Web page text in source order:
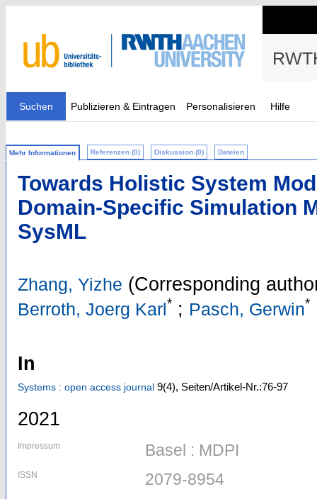
Suchen Publizieren & Eintragen Personalisieren Hilfe
Mehr Informationen Referenzen (0) Diskussion (0) Dateien
Towards Holistic System
Domain-Specific Simulation
SysML
Zhang, Yizhe (Corresponding
Berroth, Joerg Karl* ; Pasch, Gerwin*
In
Systems : open access journal 9(4), Seiten/Artikel-Nr.:76-97
2021
Impressum Basel : MDPI
ISSN 2079-8954